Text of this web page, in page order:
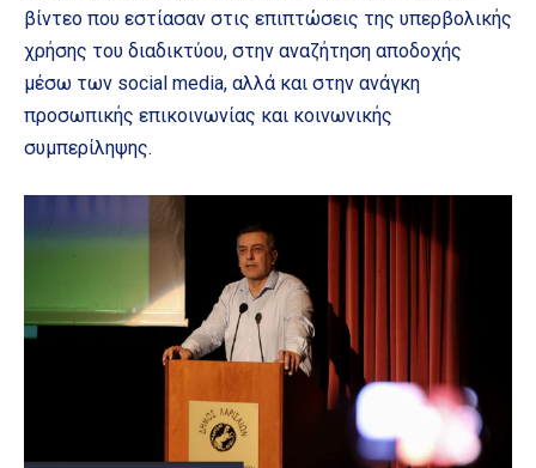
βίντεο που εστίασαν στις επιπτώσεις της υπερβολικής
χρήσης του διαδικτύου, στην αναζήτηση αποδοχής
μέσω των social media, αλλά και στην ανάγκη
προσωπικής επικοινωνίας και κοινωνικής
συμπερίληψης.